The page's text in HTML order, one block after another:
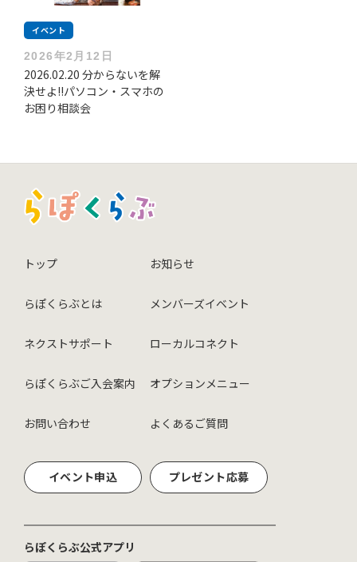
イベント
2026年2月12日
2026.02.20 分からないを解
決せよ!!パソコン・スマホの
お困り相談会
トップ
らぽくらぶとは
ネクストサポート
らぽくらぶご入会案内
お問い合わせ
お知らせ
メンバーズイベント
ローカルコネクト
オプションメニュー
よくあるご質問
イベント申込 プレゼント応募
らぽくらぶ公式アプリ